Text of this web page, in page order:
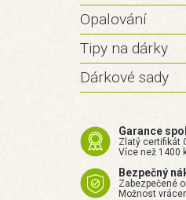
Opalování
Tipy na dárky
Dárkové sady
Garance
Zlatý certifikát
Více než 1400
Bezpečný
Zabezpečené
Možnost